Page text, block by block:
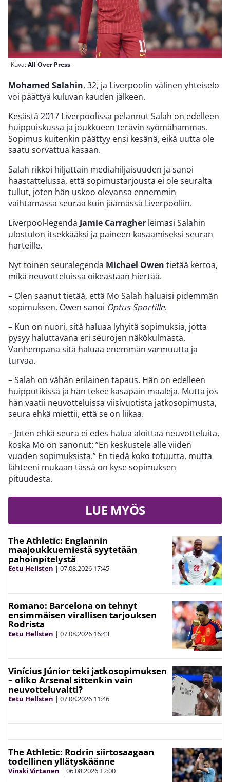
Kuva:All Over Press
Mohamed Salahin, 32, ja Liverpoolin välinen yhteiselo
voi päättyä kuluvan kauden jälkeen.
Kesästä 2017 Liverpoolissa pelannut Salah on edelleen
huippuiskussa ja joukkueen terävin syömähammas.
Sopimus kuitenkin päättyy ensi kesänä, eikä uutta ole
saatu sorvattua kasaan.
Salah rikkoi hiljattain mediahiljaisuuden ja sanoi
haastattelussa, että sopimustarjousta ei ole seuralta
tullut, joten hän uskoo olevansa ennemmin
vaihtamassa seuraa kuin jäämässä Liverpooliin.
Liverpool-legenda Jamie Carragher leimasi Salahin
ulostulon itsekkääksi ja paineen kasaamiseksi seuran
harteille.
Nyt toinen seuralegenda Michael Owen tietää kertoa,
mikä neuvotteluissa oikeastaan hiertää.
– Olen saanut tietää, että Mo Salah haluaisi pidemmän
sopimuksen, Owen sanoi Optus Sportille.
– Kun on nuori, sitä haluaa lyhyitä sopimuksia, jotta
pysyy haluttavana eri seurojen näkökulmasta.
Vanhempana sitä haluaa enemmän varmuutta ja
turvaa.
– Salah on vähän erilainen tapaus. Hän on edelleen
huipputikissä ja hän tekee kasapäin maaleja. Mutta jos
hän vaatii neuvotteluissa viisivuotista jatkosopimusta,
seura ehkä miettii, että se on liikaa.
– Joten ehkä seura ei edes halua aloittaa neuvotteluita,
koska Mo on sanonut: ”En keskustele alle viiden
vuoden sopimuksista.” En tiedä koko totuutta, mutta
lähteeni mukaan tässä on kyse sopimuksen
pituudesta.
LUE MYÖS
The Athletic: Englannin
maajoukkuemiestä syytetään
pahoinpitelystä
Eetu Hellsten | 07.08.2026 17:45
Romano: Barcelona on tehnyt
ensimmäisen virallisen tarjouksen
Rodrista
Eetu Hellsten | 07.08.2026 16:43
Vinícius Júnior teki jatkosopimuksen
– oliko Arsenal sittenkin vain
neuvotteluvaltti?
Eetu Hellsten | 07.08.2026 11:46
The Athletic: Rodrin siirtosaagaan
todellinen yllätyskäänne
Vinski Virtanen | 06.08.2026 12:00